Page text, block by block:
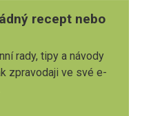
recept nebo
rady, tipy a návody
zpravodaji ve své e-